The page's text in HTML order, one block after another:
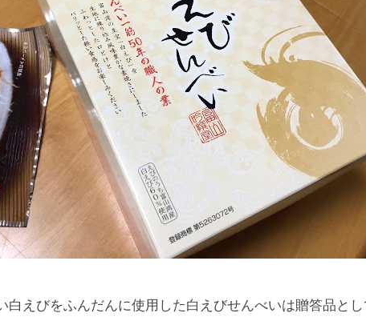
白えびをふんだんに使用した白えびせんべいは贈答品と